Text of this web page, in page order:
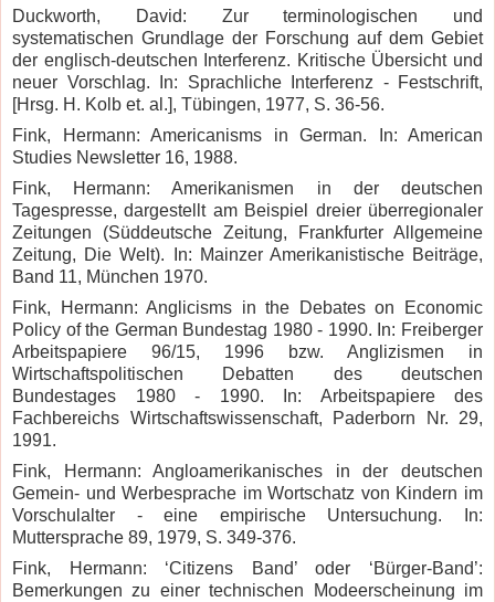
Duckworth, David: Zur terminologischen und
systematischen Grundlage der Forschung auf dem Gebiet
der englisch-deutschen Interferenz. Kritische Übersicht und
neuer Vorschlag. In: Sprachliche Interferenz - Festschrift,
[Hrsg. H. Kolb et. al.], Tübingen, 1977, S. 36-56.
Fink, Hermann: Americanisms in German. In: American
Studies Newsletter 16, 1988.
Fink, Hermann: Amerikanismen in der deutschen
Tagespresse, dargestellt am Beispiel dreier überregionaler
Zeitungen (Süddeutsche Zeitung, Frankfurter Allgemeine
Zeitung, Die Welt). In: Mainzer Amerikanistische Beiträge,
Band 11, München 1970.
Fink, Hermann: Anglicisms in the Debates on Economic
Policy of the German Bundestag 1980 - 1990. In: Freiberger
Arbeitspapiere 96/15, 1996 bzw. Anglizismen in
Wirtschaftspolitischen Debatten des deutschen
Bundestages 1980 - 1990. In: Arbeitspapiere des
Fachbereichs Wirtschaftswissenschaft, Paderborn Nr. 29,
1991.
Fink, Hermann: Angloamerikanisches in der deutschen
Gemein- und Werbesprache im Wortschatz von Kindern im
Vorschulalter - eine empirische Untersuchung. In:
Muttersprache 89, 1979, S. 349-376.
Fink, Hermann: ‘Citizens Band’ oder ‘Bürger-Band’:
Bemerkungen zu einer technischen Modeerscheinung im